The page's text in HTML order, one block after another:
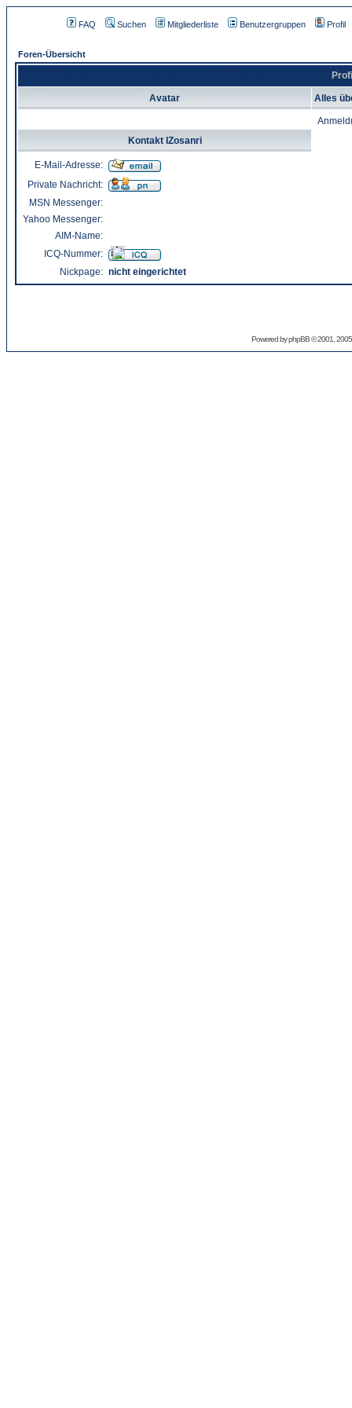
FAQ Suchen Mitgliederliste Benutzergruppen Profil
Foren-Übersicht
Avatar Alles
Kontakt IZosanri
E-Mail-Adresse:
Private Nachricht:
MSN Messenger:
Yahoo Messenger:
AIM-Name:
ICQ-Nummer:
Nickpage: nicht eingerichtet
Powered byphpBB© 2001,